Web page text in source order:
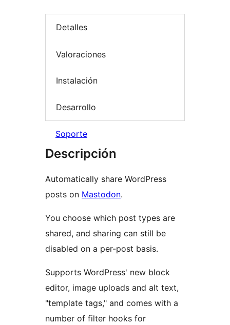
Detalles
Valoraciones
Instalación
Desarrollo
Soporte
Descripción
Automatically share WordPress
posts on Mastodon.
You choose which post types are
shared, and sharing can still be
disabled on a per-post basis.
Supports WordPress' new block
editor, image uploads and alt text,
"template tags," and comes with a
number of filter hooks for